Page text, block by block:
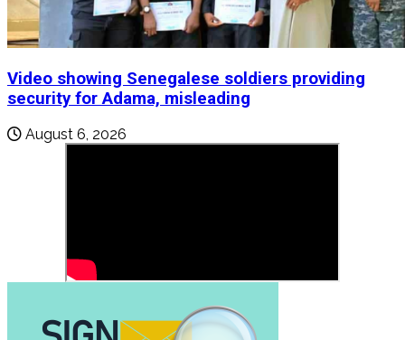
Video showing Senegalese soldiers providing
security for Adama, misleading
August 6, 2026